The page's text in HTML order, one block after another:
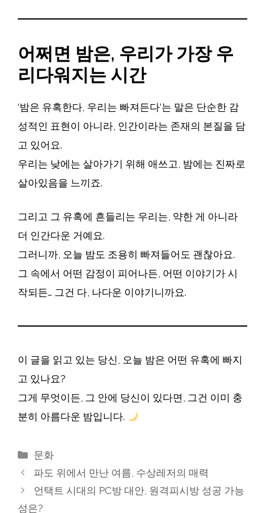
어쩌면 밤은, 우리가 가장 우
리다워지는 시간
‘밤은 유혹한다, 우리는 빠져든다’는 말은 단순한 감
성적인 표현이 아니라, 인간이라는 존재의 본질을 담
고 있어요.
우리는 낮에는 살아가기 위해 애쓰고, 밤에는 진짜로
살아있음을 느끼죠.
그리고 그 유혹에 흔들리는 우리는, 약한 게 아니라
더 인간다운 거예요.
그러니까, 오늘 밤도 조용히 빠져들어도 괜찮아요.
그 속에서 어떤 감정이 피어나든, 어떤 이야기가 시
작되든… 그건 다, 나다운 이야기니까요.
이 글을 읽고 있는 당신, 오늘 밤은 어떤 유혹에 빠지
고 있나요?
그게 무엇이든, 그 안에 당신이 있다면, 그건 이미 충
분히 아름다운 밤입니다.
카
테
리
문화
파도 위에서 만난 여름, 수상레저의 매력
언택트 시대의 PC방 대안, 원격피시방 성공 가능
성은?